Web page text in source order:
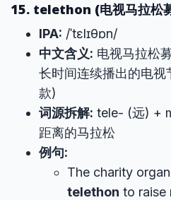
15. telethon (电视马拉松
IPA: /ˈtɛlɪθɒn/
中文含义: 电视马拉松
长时间连续播出的电
款)
词源拆解: tele- (远) +
距离的马拉松
例句:
The charity
telethon to raise